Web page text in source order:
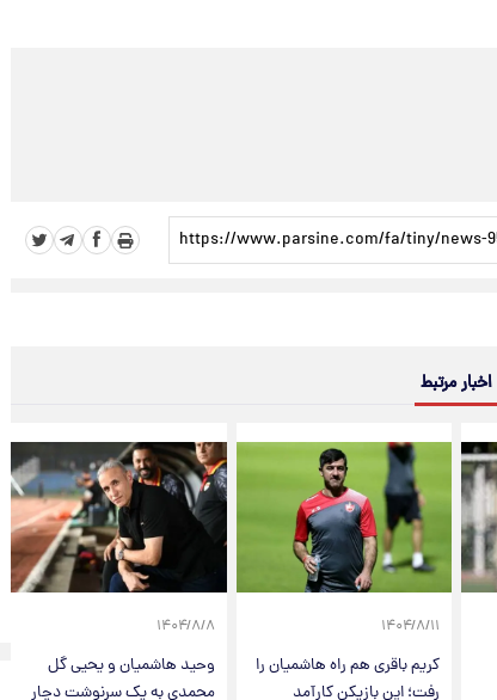
اخبار مرتبط
۱۴۰۴/۸/۱۱
کریم باقری هم راه هاشمیان را
رفت؛ این بازیکن کارآمد
۱۴۰۴/۸/۸
وحید هاشمیان و یحیی گل
محمدی به یک سرنوشت دچار